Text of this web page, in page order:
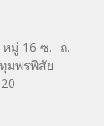
มู่ 16 ซ.- ถ.-
มพรพิสัย